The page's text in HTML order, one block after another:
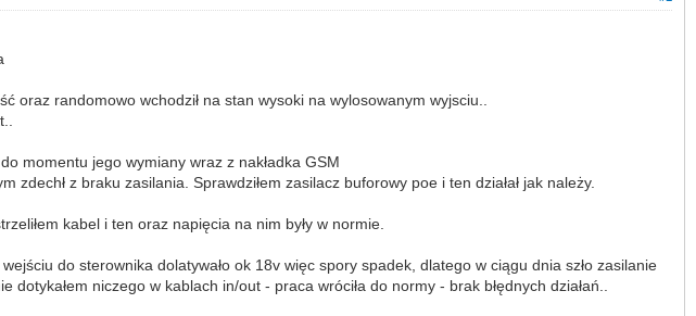
oraz randomowo wchodził na stan wysoki na wylosowanym wyjsciu..
momentu jego wymiany wraz z nakładka GSM
z braku zasilania. Sprawdziłem zasilacz buforowy poe i ten działał jak należy.
kabel i ten oraz napięcia na nim były w normie.
do sterownika dolatywało ok 18v więc spory spadek, dlatego w ciągu dnia szło zasilanie
niczego w kablach in/out - praca wróciła do normy - brak błędnych działań..